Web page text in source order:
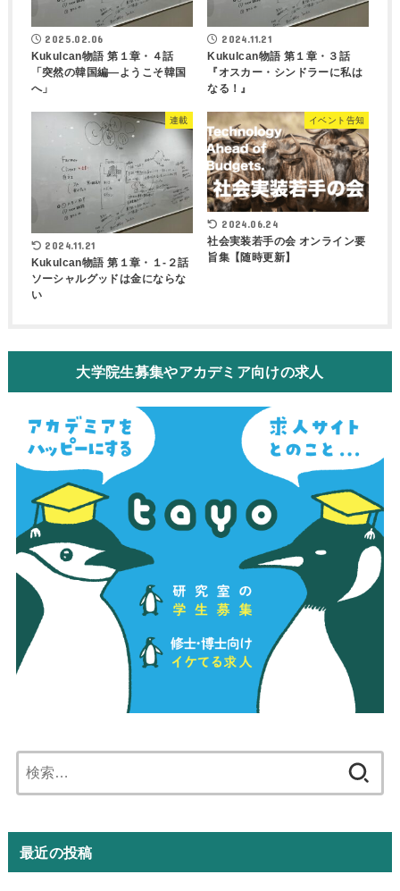
2025.02.06
Kukulcan物語 第１章・４話
「突然の韓国編―ようこそ韓国
へ」
2024.11.21
Kukulcan物語 第１章・３話
『オスカー・シンドラーに私は
なる！』
連載
2024.11.21
Kukulcan物語 第１章・１-２話
ソーシャルグッドは金にならな
い
イベント告知
2024.06.24
社会実装若手の会 オンライン要
旨集【随時更新】
大学院生募集やアカデミア向けの求人
索:
最近の投稿